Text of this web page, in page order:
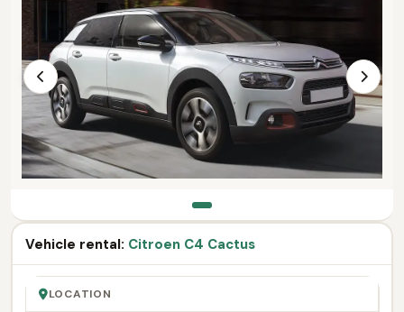
Vehicle rental: Citroen C4 Cactus
LOCATION